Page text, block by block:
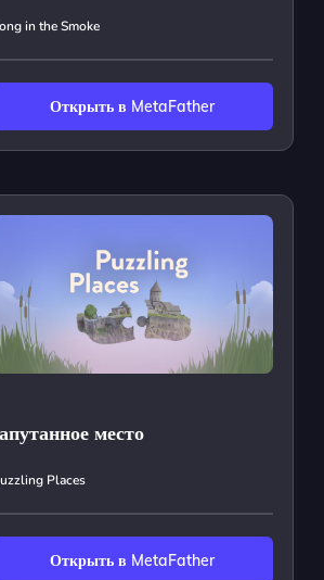
in the Smoke
Открыть в MetaFather
место
Places
Открыть в MetaFather